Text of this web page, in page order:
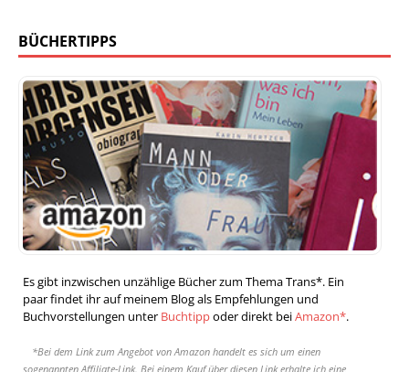
BÜCHERTIPPS
Es gibt inzwischen unzählige Bücher zum Thema Trans*. Ein
paar findet ihr auf meinem Blog als Empfehlungen und
Buchvorstellungen unter Buchtippoder direkt beiAmazon*.
*Bei dem Link zum Angebot von Amazon handelt es sich um einen
sogenannten Affiliate-Link. Bei einem Kauf über diesen Link erhalte ich eine